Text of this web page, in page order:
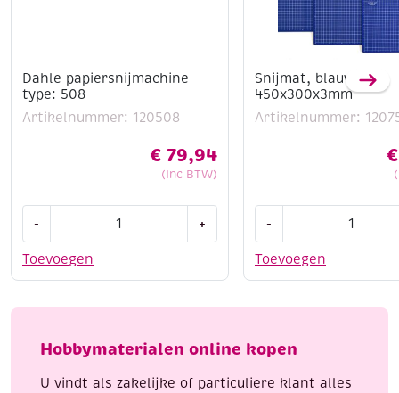
Dahle papiersnijmachine
type: 508
Artikelnummer: 120508
€ 79,94
(Inc BTW)
Toevoegen
-
papiersnijmachine
type:
+
Snijmat, blauw,
450x300x3mm
Artikelnummer:
€
Toevoegen
-
450x300x3mm
Hobbymaterialen online kopen
U vindt als zakelijke of particuliere klant alles